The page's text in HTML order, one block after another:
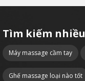
Tìm kiếm nhiều
Máy massage cầm tay
Ghế massage loại nào tốt